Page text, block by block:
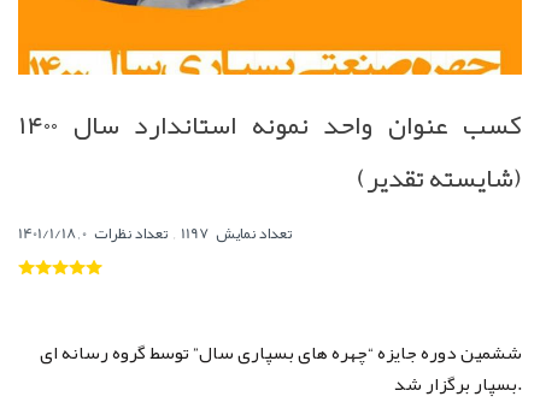
کسب عنوان واحد نمونه استاندارد سال ۱۴۰۰
(شایسته تقدیر)
1401/1/18, تعداد نمایش ,تعداد نظرات
ششمین دوره جایزه “چهره های بسپاری سال” توسط گروه رسانه ای
بسپار برگزار شد.